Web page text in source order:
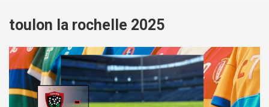
toulon la rochelle 2025